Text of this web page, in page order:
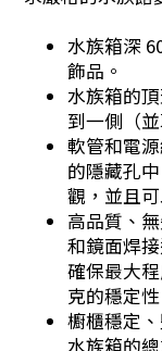
水族箱深
飾品。
水族箱的
到一側（
軟管和電
的隱藏孔
觀，並且
高品質、
和鏡面焊
確保最大
克的穩定性
櫥櫃穩定